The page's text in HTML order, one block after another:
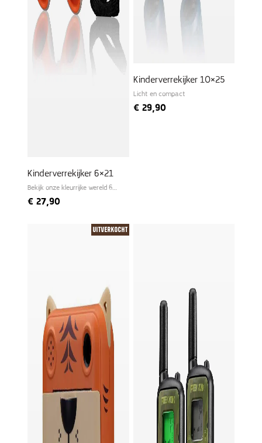
Kinderverrekijker 6×21
Bekijk onze kleurrijke wereld 6
€ 27,90
Kinderverrekijker 10×25
Licht en compact
€29,90
Uitverkocht